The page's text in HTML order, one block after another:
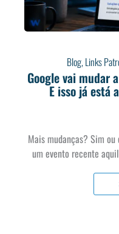
Blog,Links
Google vai mudar
E isso já está
Mais mudanças? Sim
um evento recente